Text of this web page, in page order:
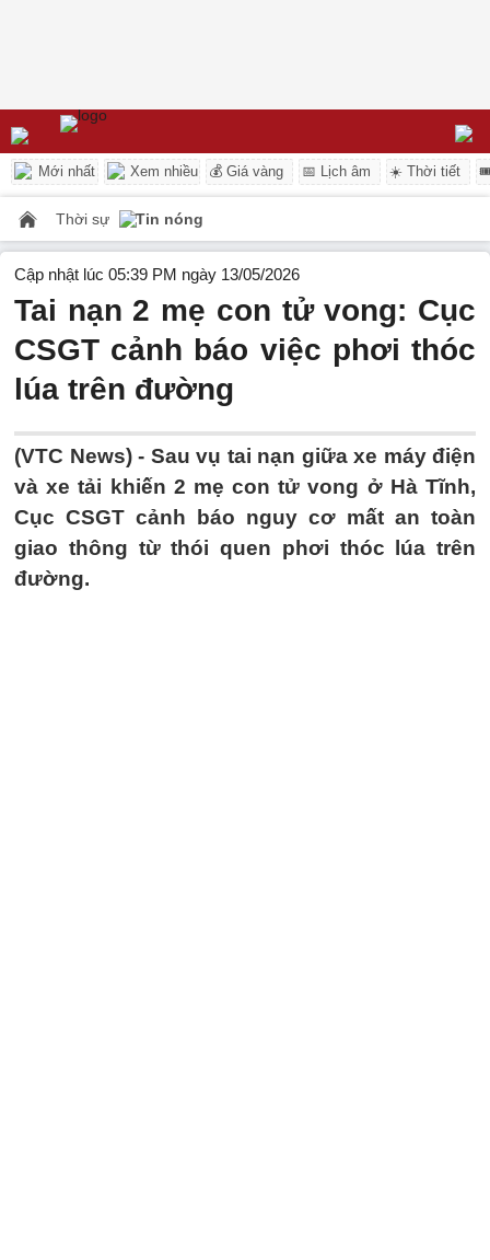
Mới nhất Xem nhiều 💰 Giá vàng 📅 Lịch âm ☀️ Thời tiết
Thời sự Tin nóng
Cập nhật lúc 05:39 PM ngày 13/05/2026
Tai nạn 2 mẹ con tử vong: Cục
CSGT cảnh báo việc phơi thóc
lúa trên đường
(VTC News) - Sau vụ tai nạn giữa xe máy điện
và xe tải khiến 2 mẹ con tử vong ở Hà Tĩnh,
Cục CSGT cảnh báo nguy cơ mất an toàn
giao thông từ thói quen phơi thóc lúa trên
đường.